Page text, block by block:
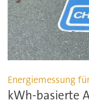
Energiemessung
kWh-basierte